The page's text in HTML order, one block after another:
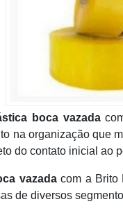
boca vazada
na organização que
do contato inicial ao
vazadacom a Brito
de diversos